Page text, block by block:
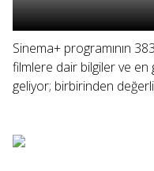
Sinema+ programının
filmlere dair bilgiler ve
geliyor; birbirinden